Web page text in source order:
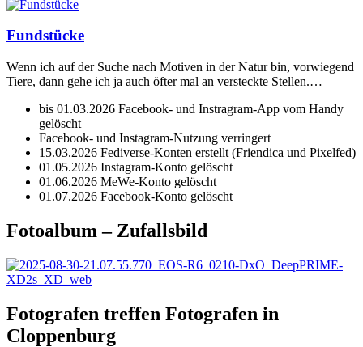
Fundstücke
Wenn ich auf der Suche nach Motiven in der Natur bin, vorwiegend
Tiere, dann gehe ich ja auch öfter mal an versteckte Stellen.…
bis 01.03.2026 Facebook- und Instragram-App vom Handy
gelöscht
Facebook- und Instagram-Nutzung verringert
15.03.2026 Fediverse-Konten erstellt (Friendica und Pixelfed)
01.05.2026 Instagram-Konto gelöscht
01.06.2026 MeWe-Konto gelöscht
01.07.2026 Facebook-Konto gelöscht
Fotoalbum – Zufallsbild
Fotografen treffen Fotografen in
Cloppenburg